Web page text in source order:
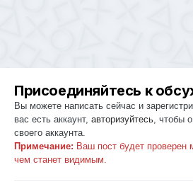
Присоединяйтесь к
Вы можете написать сейчас и
вас есть аккаунт, авторизуйтесь , чтобы
своего аккаунта.
Примечание: Ваш пост будет проверен
чем станет видимым.